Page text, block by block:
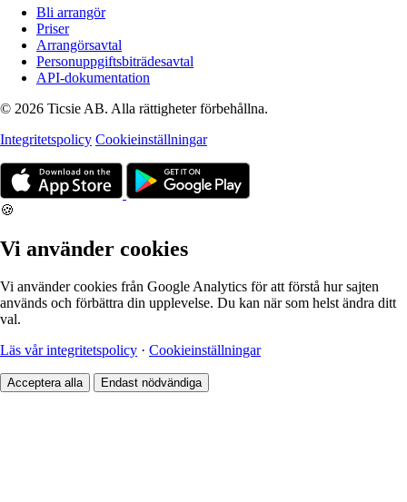
Bli arrangör
Priser
Arrangörsavtal
Personuppgiftsbiträdesavtal
API-dokumentation
© 2026 Ticsie AB. Alla rättigheter förbehållna.
Integritetspolicy Cookieinställningar
🍪
Vi använder cookies
Vi använder cookies från Google Analytics för att förstå hur sajten
används och förbättra din upplevelse. Du kan när som helst ändra ditt
val.
Läs vår integritetspolicy · Cookieinställningar
Acceptera alla Endast nödvändiga